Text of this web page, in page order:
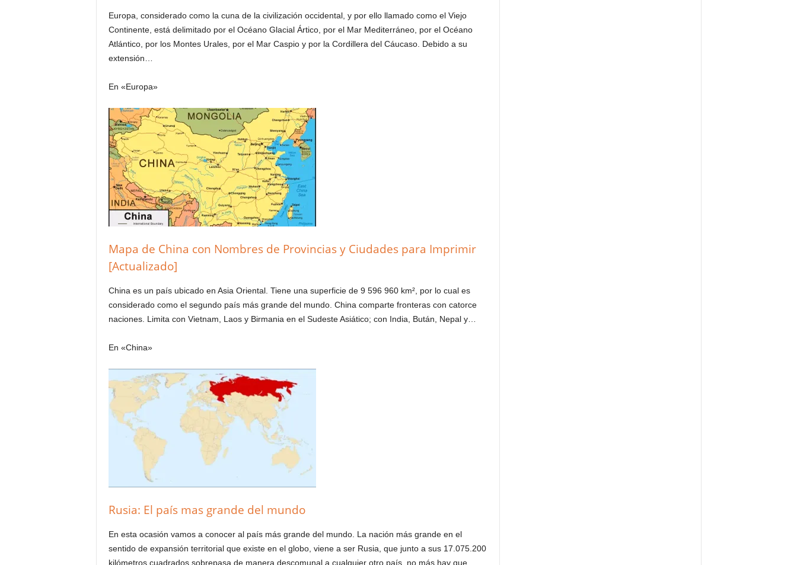
Europa, considerado como la cuna de la civilización occidental, y por ello llamado como el Viejo
Continente, está delimitado por el Océano Glacial Ártico, por el Mar Mediterráneo, por el Océano
Atlántico, por los Montes Urales, por el Mar Caspio y por la Cordillera del Cáucaso. Debido a su
extensión…
En «Europa»
Mapa de China con Nombres de Provincias y Ciudades para Imprimir
[Actualizado]
China es un país ubicado en Asia Oriental. Tiene una superficie de 9 596 960 km², por lo cual es
considerado como el segundo país más grande del mundo. China comparte fronteras con catorce
naciones. Limita con Vietnam, Laos y Birmania en el Sudeste Asiático; con India, Bután, Nepal y…
En «China»
Rusia: El país mas grande del mundo
En esta ocasión vamos a conocer al país más grande del mundo. La nación más grande en el
sentido de expansión territorial que existe en el globo, viene a ser Rusia, que junto a sus 17.075.200
kilómetros cuadrados sobrepasa de manera descomunal a cualquier otro país, no más hay que…